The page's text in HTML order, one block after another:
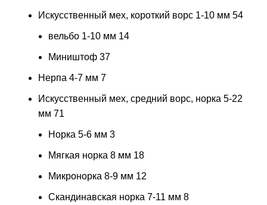
Искусственный мех, короткий ворс 1-10 мм 54
вельбо 1-10 мм 14
Миништоф 37
Нерпа 4-7 мм 7
Искусственный мех, средний ворс, норка 5-22
мм 71
Норка 5-6 мм 3
Мягкая норка 8 мм 18
Микронорка 8-9 мм 12
Скандинавская норка 7-11 мм 8